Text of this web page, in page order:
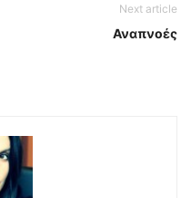
Next article
Αναπνοές